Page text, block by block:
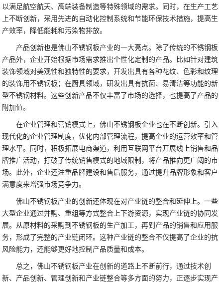
以满足航空航天、高端装备制造等特殊领域的需求。同时，在生产工艺
上不断创新，采用先进的自动化控制系统和节能环保技术措施，提高生
产效率，降低能耗和污染物排放。
产品创新也是佛山不锈钢板产业的一大亮点。除了传统的不锈钢板
产品外，企业开始根据市场需求推出个性化定制的产品。比如针对建筑
装饰领域对美观性和独特性的要求，开发出具有各种花纹、色彩和纹理
的装饰用不锈钢板；在厨具领域，研发出具有抗菌、易清洁等功能的新
型不锈钢材料。这些创新产品不仅丰富了市场的选择，也提高了产品的
附加值。
在企业管理和营销模式上，佛山不锈钢板企业也在不断创新。引入
现代化的企业管理制度，优化内部管理流程，提高企业的运营效率和管
理水平。同时，积极拓展电商渠道，利用互联网平台开展线上销售和品
牌推广活动，打破了传统销售模式的地域限制，将产品推向更广阔的市
场。此外，企业还注重品牌建设和售后服务，通过提升品牌形象和客户
满意度来增强市场竞争力。
佛山不锈钢板产业的创新还体现在对产业链的整合和延伸上。一些
大型企业通过并购、重组等方式整合上下游资源，实现产业链的协同发
展。从原材料的采购到不锈钢板的生产加工，再到产品的销售和应用服
务，形成了完整的产业链闭环。这种产业链的整合不仅提高了企业的抗
风险能力，还能够更好地控制产品质量和成本。
总之，佛山不锈钢板产业在创新的道路上不断前行，通过技术创
新、产品创新、管理创新和产业链整合等多方面的努力，正逐步实现产